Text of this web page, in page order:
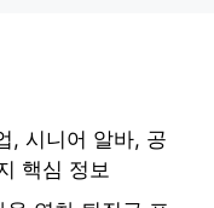
, 시니어 알바, 공
핵심 정보